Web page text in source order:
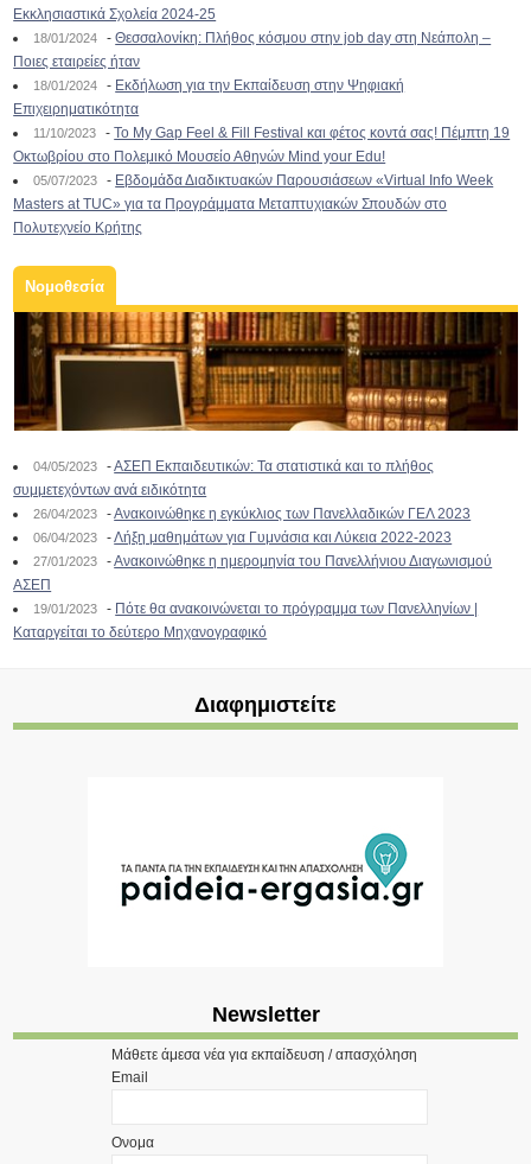
Εκκλησιαστικά Σχολεία 2024-25
18/01/2024 -Θεσσαλονίκη: Πλήθος κόσμου στην job day στη Νεάπολη –
Ποιες εταιρείες ήταν
18/01/2024 - Εκδήλωση για την Εκπαίδευση στην Ψηφιακή
Επιχειρηματικότητα
11/10/2023 -To My Gap Feel & Fill Festival και φέτος κοντά σας! Πέμπτη 19
Οκτωβρίου στο Πολεμικό Μουσείο Αθηνών Mind your Edu!
05/07/2023 - Εβδομάδα Διαδικτυακών Παρουσιάσεων «Virtual Info Week
Masters at TUC» για τα Προγράμματα Μεταπτυχιακών Σπουδών στο
Πολυτεχνείο Κρήτης
Νομοθεσία
04/05/2023 -ΑΣΕΠ Εκπαιδευτικών: Τα στατιστικά και το πλήθος
συμμετεχόντων ανά ειδικότητα
26/04/2023 -Ανακοινώθηκε η εγκύκλιος των Πανελλαδικών ΓΕΛ 2023
06/04/2023 -Λήξη μαθημάτων για Γυμνάσια και Λύκεια 2022-2023
27/01/2023 -Ανακοινώθηκε η ημερομηνία του Πανελλήνιου Διαγωνισμού
ΑΣΕΠ
19/01/2023 - Πότε θα ανακοινώνεται το πρόγραμμα των Πανελληνίων |
Καταργείται το δεύτερο Μηχανογραφικό
Διαφημιστείτε
Newsletter
Μάθετε άμεσα νέα για εκπαίδευση / απασχόληση
Email
Ονομα